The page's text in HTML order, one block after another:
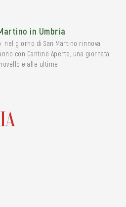
in Umbria
nel giorno di San Martino rinnova
con Cantine Aperte, una giornata
e alle ultime